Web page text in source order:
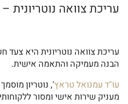
עריכת צוואה נוטריונית
עריכת צוואה נוטריונית היא
הבנה מעמיקה והתאמה אישית.
עו"ד עמנואל טראץ', נוטריון
מעניק שירות אישי ומסור